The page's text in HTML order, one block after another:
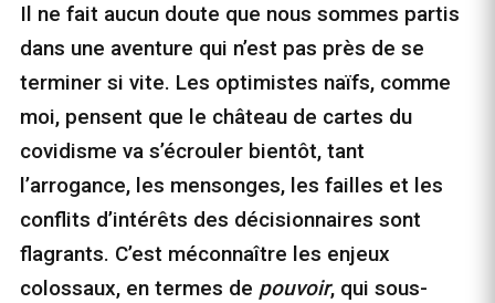
Il ne fait aucun doute que nous sommes partis
dans une aventure qui n’est pas près de se
terminer si vite. Les optimistes naïfs, comme
moi, pensent que le château de cartes du
covidisme va s’écrouler bientôt, tant
l’arrogance, les mensonges, les failles et les
conflits d’intérêts des décisionnaires sont
flagrants. C’est méconnaître les enjeux
colossaux, en termes de pouvoir, qui sous-